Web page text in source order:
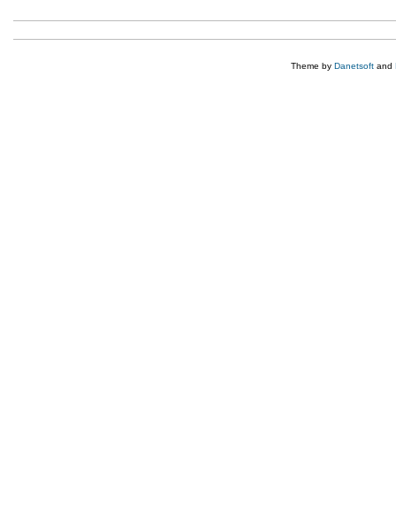
Theme by Danetsoft and